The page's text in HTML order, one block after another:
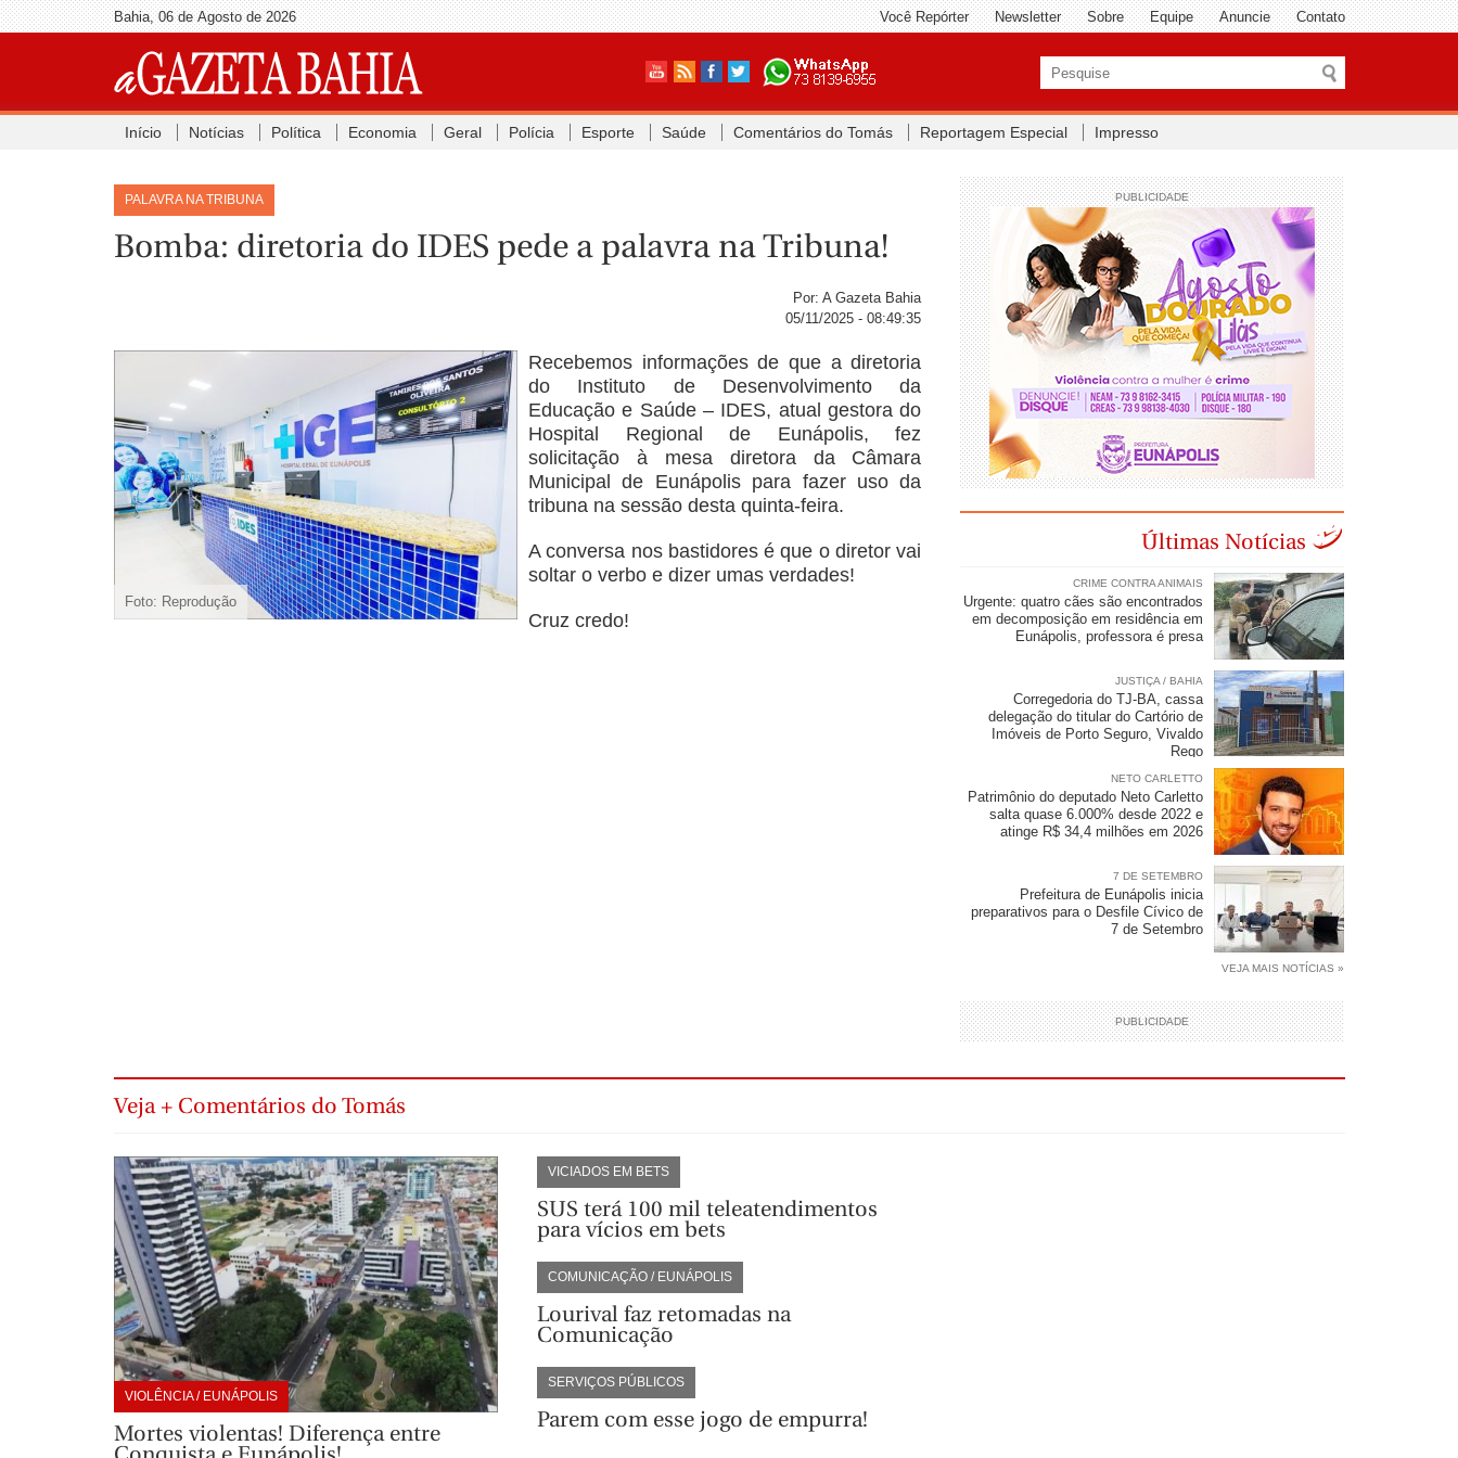
Bahia, 06 de Agosto de 2026 Você Repórter Newsletter Sobre Equipe Anuncie Contato
Início Notícias Política Economia Geral Polícia Esporte Saúde Comentários do Tomás Reportagem Especial Impresso
PALAVRA NA TRIBUNA
Bomba: diretoria do IDES pede a palavra na Tribuna!
Por: A Gazeta Bahia
05/11/2025 - 08:49:35
Foto: Reprodução
Recebemos informações de que a diretoria
do Instituto de Desenvolvimento da
Educação e Saúde – IDES, atual gestora do
Hospital Regional de Eunápolis, fez
solicitação à mesa diretora da Câmara
Municipal de Eunápolis para fazer uso da
tribuna na sessão desta quinta-feira.
A conversa nos bastidores é que o diretor vai
soltar o verbo e dizer umas verdades!
Cruz credo!
PUBLICIDADE
Últimas Notícias
CRIME CONTRA ANIMAIS
Urgente: quatro cães são encontrados
em decomposição em residência em
Eunápolis, professora é presa
JUSTIÇA / BAHIA
Corregedoria do TJ-BA, cassa
delegação do titular do Cartório de
Imóveis de Porto Seguro, Vivaldo
Rego
NETO CARLETTO
Patrimônio do deputado Neto Carletto
salta quase 6.000% desde 2022 e
atinge R$ 34,4 milhões em 2026
7 DE SETEMBRO
Prefeitura de Eunápolis inicia
preparativos para o Desfile Cívico de
7 de Setembro
VEJA MAIS NOTÍCIAS »
PUBLICIDADE
Veja + Comentários do Tomás
VIOLÊNCIA / EUNÁPOLIS
Mortes violentas! Diferença entre
VICIADOS EM BETS
SUS terá 100 mil teleatendimentos
para vícios em bets
COMUNICAÇÃO / EUNÁPOLIS
Lourival faz retomadas na
Comunicação
SERVIÇOS PÚBLICOS
Parem com esse jogo de empurra!